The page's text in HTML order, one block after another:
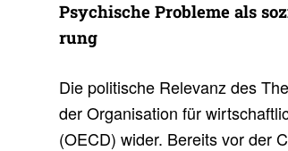
Psychi­sche Probleme als
rung
Die politische Relevanz des
der Organisation für
(OECD) wider. Bereits vor der